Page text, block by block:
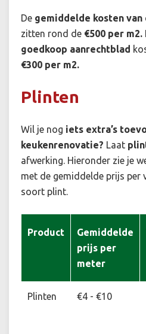
De gemiddelde kosten van
zitten rond de €500 per m2.
goedkoop aanrechtblad
€300 per m2.
Plinten
Wil je nog iets extra’s
keukenrenovatie? Laat
afwerking. Hieronder zie je
met de gemiddelde prijs per
soort plint.
Product
Gemiddelde
prijs per
meter
Plinten €4 - €10